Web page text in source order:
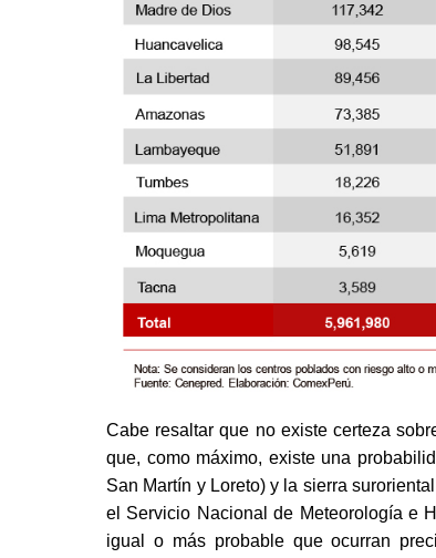
Cabe resaltar que no existe certeza
que, como máximo, existe una
San Martín y Loreto) y la sierra
el Servicio Nacional de Meteorología e
igual o más probable que ocurran